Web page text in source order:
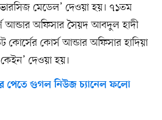
মেডেল’ দেওয়া হয়। ৭১তম
আন্ডার অফিসার সৈয়দ আবদুল হাদী
কোর্স আন্ডার অফিসার হাদিয়া
দেওয়া হয়।
পেতে গুগল নিউজ চ্যানেল ফলো